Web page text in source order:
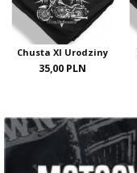
Chusta XI Urodziny
35,00 PLN